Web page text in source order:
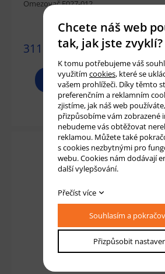
Omezovač F027-012
311 Kč
PROHLÉDNOUT
Přidat do košíku
Chcete náš web
tak, jak jste zvyklí?
K tomu potřebujeme váš
využitím cookies, které se
vašem prohlížeči. Díky těmto
preferenčním a reklamním
zjistíme, jak náš web používáte,
přizpůsobíme vám zobrazené
nebudeme vás obtěžovat
reklamou. Můžete také
s cookies nezbytnými pro
webu. Cookies nám dodávají
další vylepšování.
Přečíst více
Souhlasím a
Přizpůsobit